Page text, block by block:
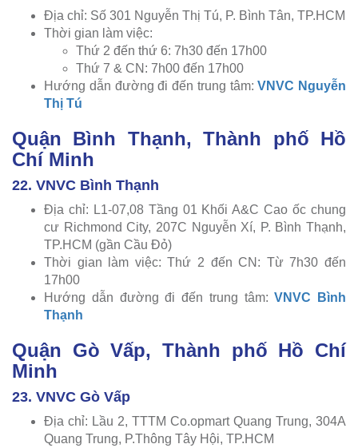
Địa chỉ: Số 301 Nguyễn Thị Tú, P. Bình Tân, TP.HCM
Thời gian làm việc:
Thứ 2 đến thứ 6: 7h30 đến 17h00
Thứ 7 & CN: 7h00 đến 17h00
Hướng dẫn đường đi đến trung tâm:VNVC Nguyễn
Thị Tú
Quận Bình Thạnh, Thành phố Hồ
Chí Minh
22. VNVC Bình Thạnh
Địa chỉ: L1-07,08 Tầng 01 Khối A&C Cao ốc chung
cư Richmond City, 207C Nguyễn Xí, P. Bình Thạnh,
TP.HCM (gần Cầu Đỏ)
Thời gian làm việc: Thứ 2 đến CN: Từ 7h30 đến
17h00
Hướng dẫn đường đi đến trung tâm:VNVC Bình
Thạnh
Quận Gò Vấp, Thành phố Hồ Chí
Minh
23. VNVC Gò Vấp
Địa chỉ: Lầu 2, TTTM Co.opmart Quang Trung, 304A
Quang Trung, P.Thông Tây Hội, TP.HCM